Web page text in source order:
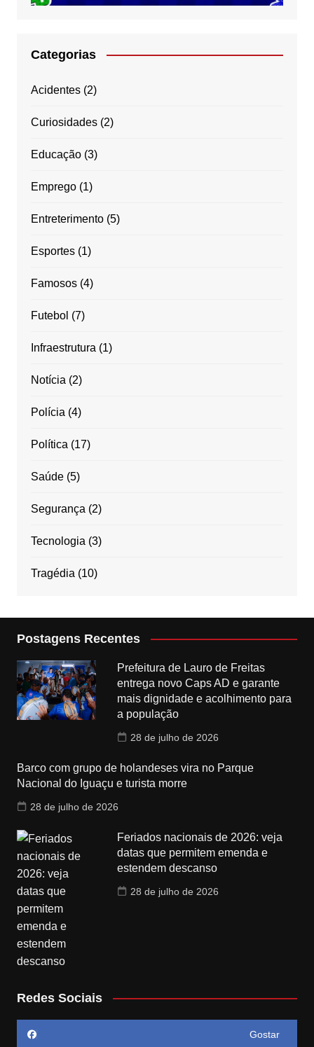
Categorias
Acidentes(2)
Curiosidades(2)
Educação(3)
Emprego(1)
Entreterimento(5)
Esportes(1)
Famosos(4)
Futebol (7)
Infraestrutura (1)
Notícia (2)
Polícia (4)
Política (17)
Saúde(5)
Segurança (2)
Tecnologia (3)
Tragédia (10)
Postagens Recentes
Prefeitura de Lauro de Freitas
entrega novo Caps AD e garante
mais dignidade e acolhimento para
a população
28 de julho de 2026
Barco com grupo de holandeses vira no Parque
Nacional do Iguaçu e turista morre
28 de julho de 2026
Feriados nacionais de 2026: veja
datas que permitem emenda e
estendem descanso
28 de julho de 2026
Redes Sociais
Gostar